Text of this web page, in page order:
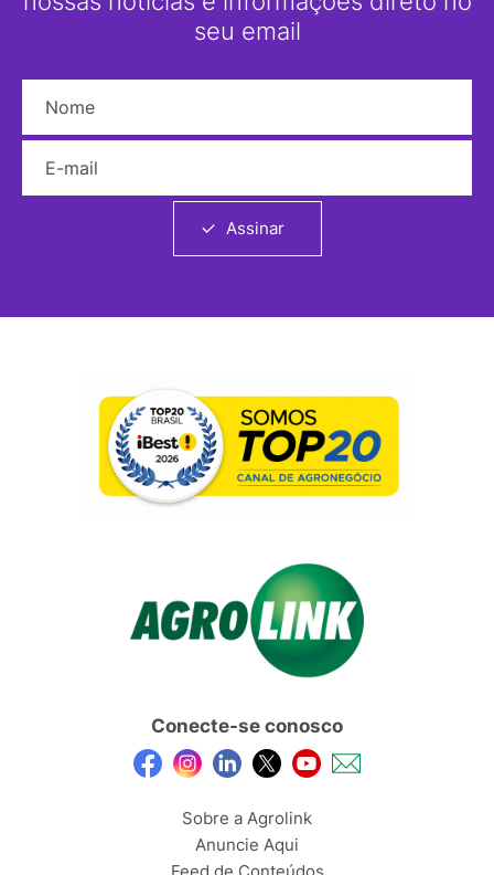
seu email
Assinar
Conecte-se conosco
Sobre a Agrolink
Anuncie Aqui
Feed de Conteúdos